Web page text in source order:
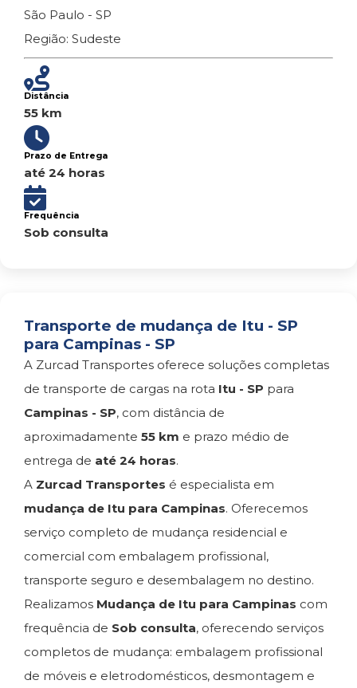
São Paulo - SP
Região: Sudeste
Distância
55 km
Prazo de Entrega
até 24 horas
Frequência
Sob consulta
Transporte de mudança de Itu - SP
para Campinas - SP
A Zurcad Transportes oferece soluções completas
de transporte de cargas na rota Itu - SP para
Campinas - SP, com distância de
aproximadamente 55 km e prazo médio de
entrega de até 24 horas.
A Zurcad Transportes é especialista em
mudança de Itu para Campinas. Oferecemos
serviço completo de mudança residencial e
comercial com embalagem profissional,
transporte seguro e desembalagem no destino.
Realizamos Mudança de Itu para Campinas com
frequência de Sob consulta, oferecendo serviços
completos de mudança: embalagem profissional
de móveis e eletrodomésticos, desmontagem e